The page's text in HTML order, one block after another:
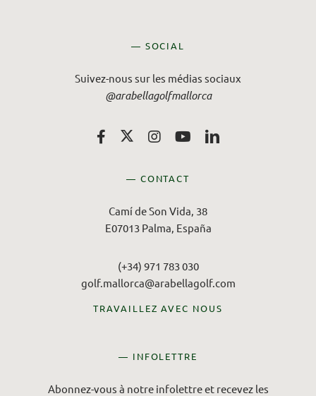
— SOCIAL
Suivez-nous sur les médias sociaux
@arabellagolfmallorca
— CONTACT
Camí de Son Vida, 38
E07013 Palma, España
(+34) 971 783 030
golf.mallorca@arabellagolf.com
TRAVAILLEZ AVEC NOUS
— INFOLETTRE
Abonnez-vous à notre infolettre et recevez les